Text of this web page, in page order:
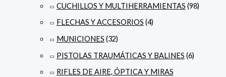
CUCHILLOS Y MULTIHERRAMIENTAS (98)
FLECHAS Y ACCESORIOS (4)
MUNICIONES (32)
PISTOLAS TRAUMÁTICAS Y BALINES (6)
RIFLES DE AIRE, ÓPTICA Y MIRAS